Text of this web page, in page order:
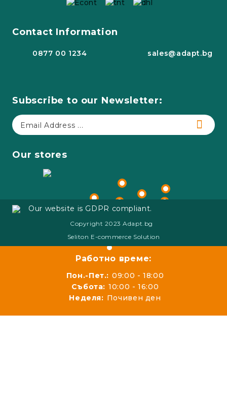
Contact Information
0877 00 1234 sales@adapt.bg
Subscribe to our Newsletter:
Our stores
Our website is GDPR compliant.
Copyright 2023 Adapt.bg
Seliton E-commerce Solution
Работно време:
Пон.-Пет.: 09:00 - 18:00
Събота: 10:00 - 16:00
Неделя: Почивен ден